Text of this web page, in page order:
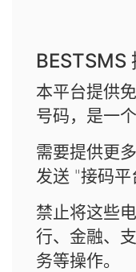
BESTSMS
本平台提供
号码，是一
需要提供更
发送 "接码平
禁止将这些
行、金融、
务等操作。